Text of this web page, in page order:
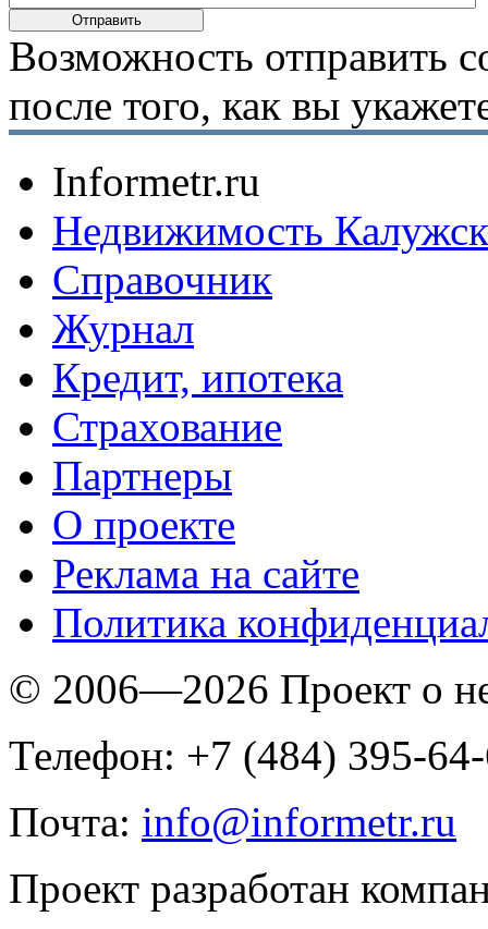
Возможность отправить
после того, как вы
Informetr.ru
Недвижимость
Справочник
Журнал
Кредит, ипотека
Страхование
Партнеры
O проекте
Реклама на сайте
Политика
© 2006—2026 Проект о
Телефон: +7 (484) 395-
Почта: info@informetr.ru
Проект разработан